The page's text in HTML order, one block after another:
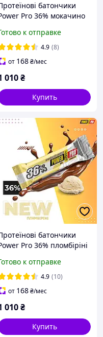
батончики
Pro 36% мокачино
к отправке
4.9 (8)
от 168₴/мес
010₴
Купить
батончики
Pro 36% пломбіріні
к отправке
4.9 (10)
от 168₴/мес
010₴
Купить